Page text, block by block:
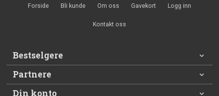
Forside Bli kunde Om oss Gavekort Logg inn
Kontakt oss
Bestselgere
Partnere
Din konto